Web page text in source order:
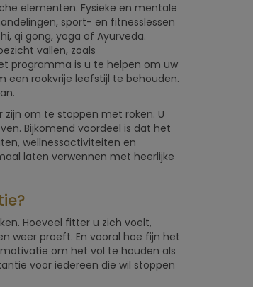
elementen. Fysieke en mentale
sport- en fitnesslessen
qi gong, yoga of Ayurveda.
vallen, zoals
programma is u te helpen om uw
een rookvrije leefstijl te behouden.
om te stoppen met roken. U
Bijkomend voordeel is dat het
wellnessactiviteiten en
laten verwennen met heerlijke
Hoeveel fitter u zich voelt,
weer proeft. En vooral hoe fijn het
om het vol te houden als
voor iedereen die wil stoppen